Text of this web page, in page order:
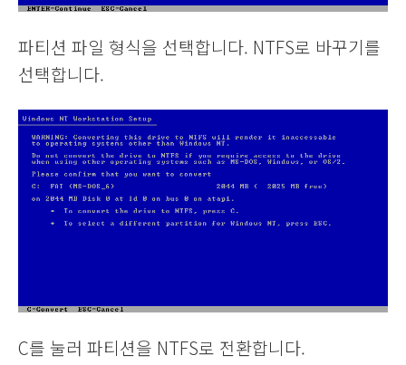
파티션 파일 형식을 선택합니다. NTFS로 바꾸기를
선택합니다.
C를 눌러 파티션을 NTFS로 전환합니다.